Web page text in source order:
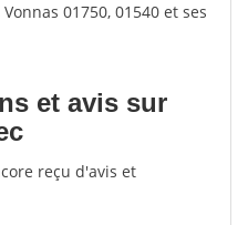
01750, 01540 et ses
et avis sur
reçu d'avis et